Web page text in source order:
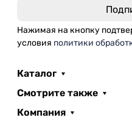
Нажимая на кнопку
условия политики
Каталог
Смотрите также
Компания